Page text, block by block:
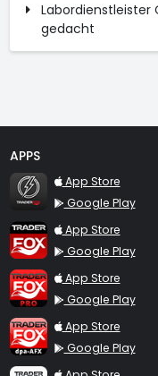
Labordienstleister
gedacht
APPS
TraderFox Flash
App Store
Google Play
TraderFox App
App Store
Google Play
TraderFox Pro
App Store
Google Play
TraderFox dpa-AFX
App Store
Google Play
TraderFox Live Trading